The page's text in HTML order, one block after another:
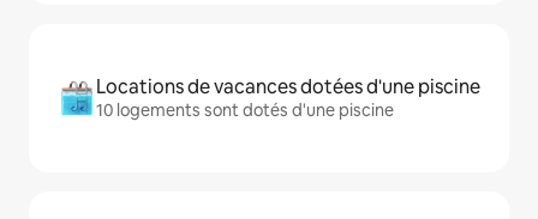
Locations de vacances dotées d'une piscine
10 logements sont dotés d'une piscine